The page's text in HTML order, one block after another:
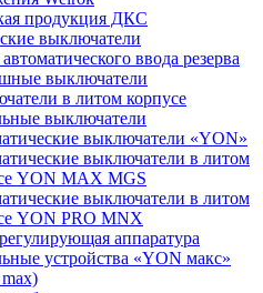
продукция ДКС
выключатели
ввода резерва
выключатели
в литом корпусе
выключатели
выключатели «YON»
выключатели в литом
YON MAX MGS
выключатели в литом
YON PRO MNX
аппаратура
устройства «YON макс»